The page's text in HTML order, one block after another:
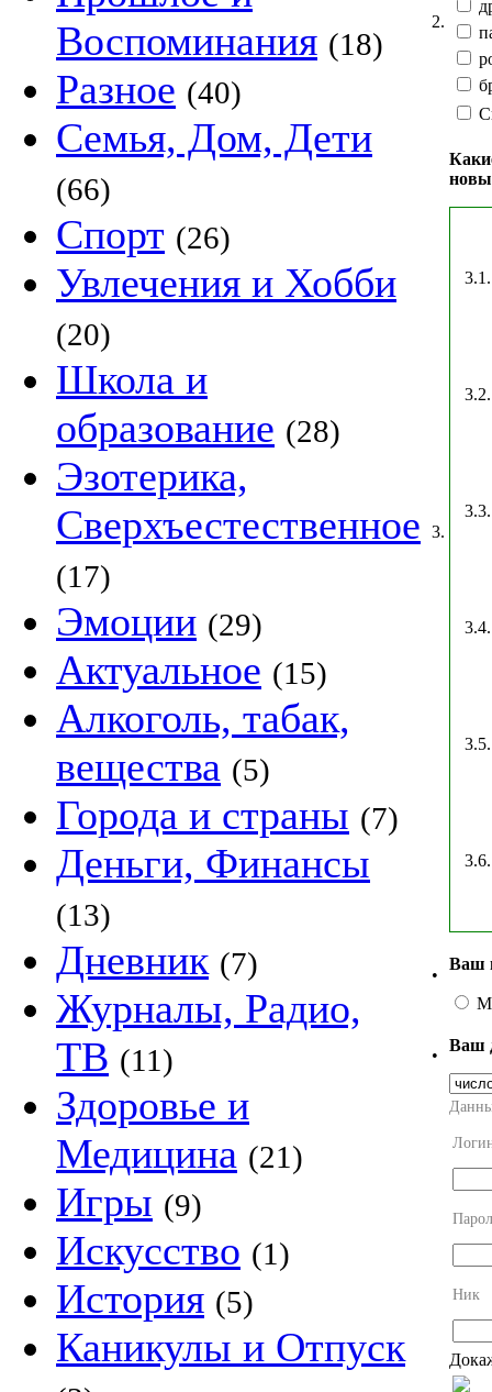
Воспоминания (18)
Разное (40)
Семья, Дом, Дети
(66)
Спорт (26)
Увлечения и Хобби
(20)
Школа и
образование (28)
Эзотерика,
Сверхъестественное
(17)
Эмоции (29)
Актуальное (15)
Алкоголь, табак,
вещества (5)
Города и страны (7)
Деньги, Финансы
(13)
Дневник (7)
Журналы, Радио,
ТВ (11)
Здоровье и
Медицина (21)
Игры (9)
Искусство (1)
История (5)
Каникулы и Отпуск
2.
3.
3.1.
3.2.
3.3.
3.4.
3.5.
3.6.
•
Ваш
•
Ваш
Ник